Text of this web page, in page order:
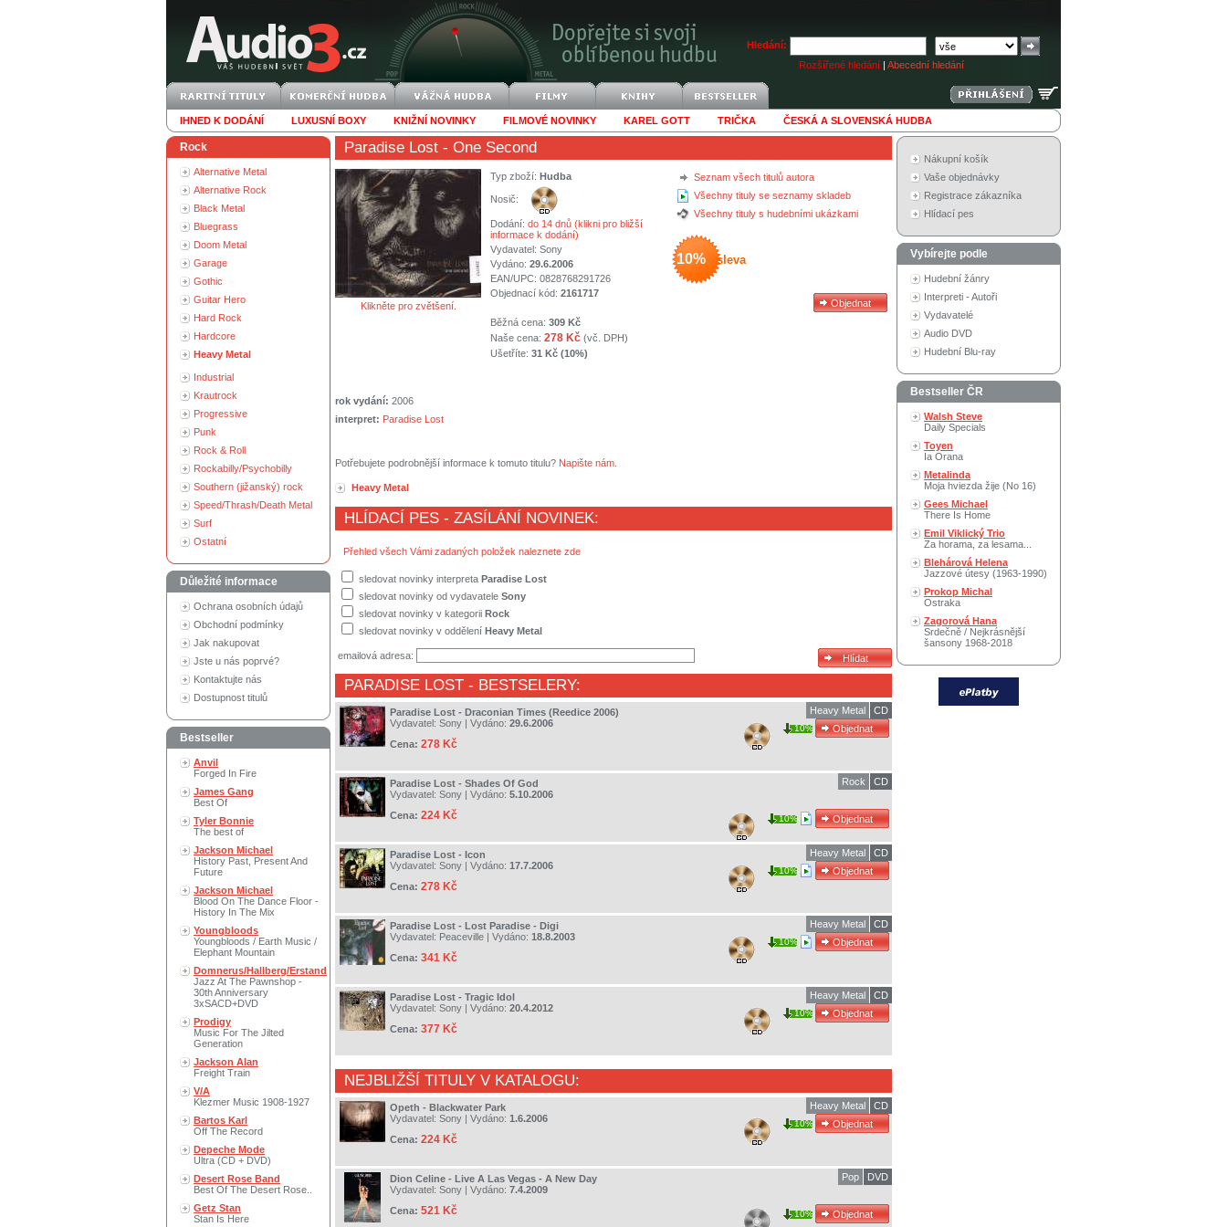
Hledání:
Rozšířené hledání | Abecední hledání
IHNED K DODÁNÍ LUXUSNÍ BOXY KNIŽNÍ NOVINKY FILMOVÉ NOVINKY KAREL GOTT TRIČKA ČESKÁ A SLOVENSKÁ HUDBA
Rock
Alternative Metal
Alternative Rock
Black Metal
Bluegrass
Doom Metal
Garage
Gothic
Guitar Hero
Hard Rock
Hardcore
Heavy Metal
Industrial
Krautrock
Progressive
Punk
Rock & Roll
Rockabilly/Psychobilly
Southern (jižanský) rock
Speed/Thrash/Death Metal
Surf
Ostatní
Důležité informace
Ochrana osobních údajů
Obchodní podmínky
Jak nakupovat
Jste u nás poprvé?
Kontaktujte nás
Dostupnost titulů
Bestseller
Anvil
Forged In Fire
James Gang
Best Of
Tyler Bonnie
The best of
Jackson Michael
History Past, Present And
Future
Jackson Michael
Blood On The Dance Floor -
History In The Mix
Youngbloods
Youngbloods / Earth Music /
Elephant Mountain
Domnerus/Hallberg/Erstand
Jazz At The Pawnshop -
30th Anniversary
3xSACD+DVD
Prodigy
Music For The Jilted
Generation
Jackson Alan
Freight Train
V/A
Klezmer Music 1908-1927
Bartos Karl
Off The Record
Depeche Mode
Ultra (CD + DVD)
Desert Rose Band
Best Of The Desert Rose..
Getz Stan
Stan Is Here
Paradise Lost - One Second
Klikněte pro zvětšení.
Seznam všech titulů autora
Všechny tituly se seznamy skladeb
Všechny tituly s hudebními ukázkami
10% sleva
Typ zboží: Hudba
Nosič:
Dodání: do 14 dnů (klikni pro bližší
informace k dodání)
Vydavatel: Sony
Vydáno: 29.6.2006
EAN/UPC: 0828768291726
Objednací kód: 2161717
Běžná cena: 309 Kč
Naše cena: 278 Kč (vč. DPH)
Ušetříte: 31 Kč (10%)
rok vydání: 2006
interpret: Paradise Lost
Potřebujete podrobnější informace k tomuto titulu? Napište nám
Heavy Metal
HLÍDACÍ PES - ZASÍLÁNÍ NOVINEK:
Přehled všech Vámi zadaných položek naleznete zde
sledovat novinky interpreta Paradise Lost
sledovat novinky od vydavatele Sony
sledovat novinky v kategorii Rock
sledovat novinky v oddělení Heavy Metal
emailová adresa:
PARADISE LOST - BESTSELERY:
Paradise Lost - Draconian Times (Reedice 2006)
Vydavatel: Sony | Vydáno: 29.6.2006
Cena: 278 Kč
CD
Heavy Metal
10%
Paradise Lost - Shades Of God
Vydavatel: Sony | Vydáno: 5.10.2006
Cena: 224 Kč
CD
Rock
10%
Paradise Lost - Icon
Vydavatel: Sony | Vydáno: 17.7.2006
Cena: 278 Kč
CD
Heavy Metal
10%
Paradise Lost - Lost Paradise - Digi
Vydavatel: Peaceville | Vydáno: 18.8.2003
Cena: 341 Kč
CD
Heavy Metal
10%
Paradise Lost - Tragic Idol
Vydavatel: Sony | Vydáno: 20.4.2012
Cena: 377 Kč
CD
Heavy Metal
10%
NEJBLIŽŠÍ TITULY V KATALOGU:
Opeth - Blackwater Park
Vydavatel: Sony | Vydáno: 1.6.2006
Cena: 224 Kč
CD
Heavy Metal
10%
Dion Celine - Live A Las Vegas - A New Day
Vydavatel: Sony | Vydáno: 7.4.2009
Cena: 521 Kč
DVD
Pop
10%
Nákupní košík
Vaše objednávky
Registrace zákazníka
Hlídací pes
Vybírejte podle
Hudební žánry
Interpreti - Autoři
Vydavatelé
Audio DVD
Hudební Blu-ray
Bestseller ČR
Walsh Steve
Daily Specials
Toyen
Ia Orana
Metalinda
Moja hviezda žije (No 16)
Gees Michael
There Is Home
Emil Viklický Trio
Za horama, za lesama...
Blehárová Helena
Jazzové útesy (1963-1990)
Prokop Michal
Ostraka
Zagorová Hana
Srdečně / Nejkrásnější
šansony 1968-2018